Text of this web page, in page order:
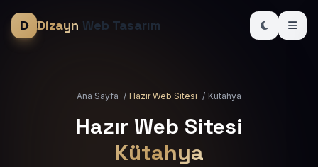
Dizayn Web Tasarım
Ana Sayfa / Hazır Web Sitesi / Kütahya
Hazır Web Sitesi
Kütahya